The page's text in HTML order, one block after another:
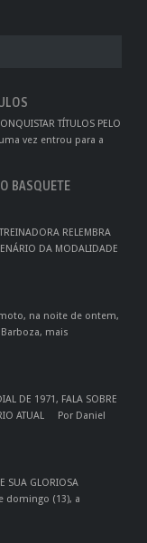
TÍTULOS PELO
vez entrou para a
BASQUETE
RELEMBRA
DA MODALIDADE
moto, na noite de ontem,
mais
DE 1971, FALA SOBRE
ATUAL Por Daniel
SUA GLORIOSA
domingo (13), a